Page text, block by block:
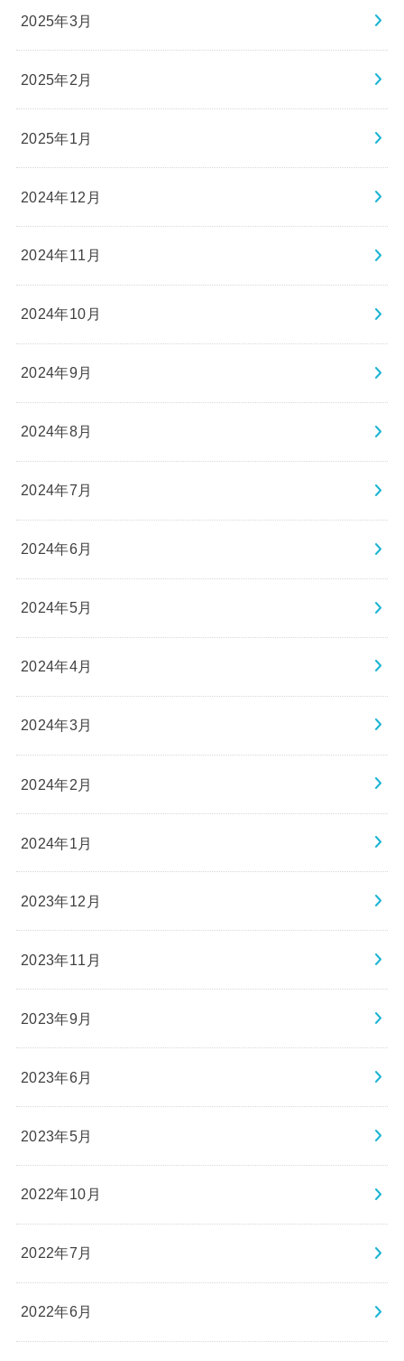
2025年3月
2025年2月
2025年1月
2024年12月
2024年11月
2024年10月
2024年9月
2024年8月
2024年7月
2024年6月
2024年5月
2024年4月
2024年3月
2024年2月
2024年1月
2023年12月
2023年11月
2023年9月
2023年6月
2023年5月
2022年10月
2022年7月
2022年6月